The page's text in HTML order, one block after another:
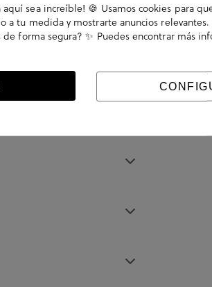
es extraible. Hecho en
sea increíble! 🍪 Usamos cookies para
a tu medida y mostrarte anuncios relevantes.
forma segura? ✨ Puedes encontrar más